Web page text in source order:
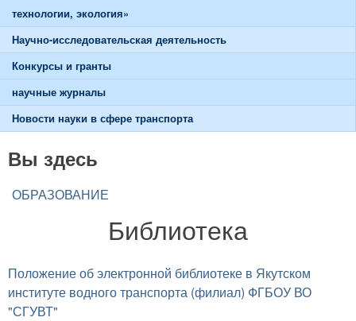
технологии, экология»
Научно-исследовательская деятельность
Конкурсы и гранты
научные журналы
Новости науки в сфере транспорта
Вы здесь
ОБРАЗОВАНИЕ
Библиотека
Положение об электронной библиотеке в Якутском
институте водного транспорта (филиал) ФГБОУ ВО
"СГУВТ"